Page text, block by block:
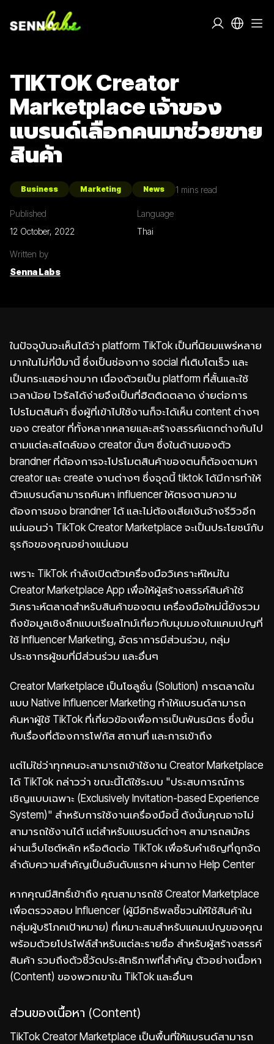
TIKTOK Creator
Marketplace เจ้าของ
แบรนด์เลือกคนมาช่วยขาย
สินค้า
Business Marketing News 1 mins read
Published
12 October, 2022
Language
Thai
Written by
Senna Labs
ในปัจจุบันจะเห็นได้ว่า platform TikTok เป็นที่นิยมแพร่หลาย
มากในไม่กี่ปีมานี้ ซึ่งเป็นช่องทาง social ที่เติบโตเร็ว และ
เป็นกระแสอย่างมาก เนื่องด้วยเป็น platform ที่สั้นและใช้
เวลาน้อย ไวรัลได้ง่ายจึงเป็นที่ฮิตติดตลาด ง่ายต่อการ
โปรโมตสินค้า ซึ่งผู้ที่เข้าไปใช้งานก็จะได้เห็น content ต่างๆ
ของ creatorที่ทั้งหลากหลายและสร้างสรรค์แตกต่างกันไป
ตามแต่ละสไตล์ของ creatorนั้นๆ ซึ่งในด้านของตัว
brandner ที่ต้องการจะโปรโมตสินค้าของตนก็ต้องตามหา
creator และ create งานต่างๆ ซึ่งจุดนี้tiktokได้มีการทำให้
ตัวแบรนด์สามารถค้นหา influencer ให้ตรงตามความ
ต้องการของ brandner ได้ และไม่ต้องเสียเงินจ้างรีวิวอีก
แน่นอนว่า TikTok Creator Marketplace จะเป็นประโยชน์กับ
ธุรกิจของคุณอย่างแน่นอน
เพราะ TikTok กำลังเปิดตัวเครื่องมือวิเคราะห์ใหม่ใน
Creator Marketplace App เพื่อให้ผู้สร้างสรรค์สินค้าใช้
วิเคราะห์ตลาดสำหรับสินค้าของตน เครื่องมือใหม่นี้ยังรวม
ถึงข้อมูลเชิงลึกแบบเรียลไทม์เกี่ยวกับมุมมองในแคมเปญที่
ใช้ Influencer Marketing, อัตราการมีส่วนร่วม, กลุ่ม
ประชากรผู้ชมที่มีส่วนร่วม และอื่นๆ
Creator Marketplace เป็นโซลูชั่น (Solution) การตลาดใน
แบบ Native Influencer Marketing ทำให้แบรนด์สามารถ
ค้นหาผู้ใช้ TikTok ที่เกี่ยวข้องเพื่อการเป็นพันธมิตร ซึ่งขึ้น
กับเรื่องที่ต้องการโฟกัส สถานที่ และการเข้าถึง
แต่ไม่ใช่ว่าทุกคนจะสามารถเข้าใช้งาน Creator Marketplace
ได้ TikTok กล่าวว่า ขณะนี้ได้ใช้ระบบ "ประสบการณ์การ
เชิญแบบเฉพาะ (Exclusively Invitation-based Experience
System)" สำหรับการใช้งานเครื่องมือนี้ ดังนั้นคุณอาจไม่
สามารถใช้งานได้ แต่สำหรับแบรนด์ต่างๆ สามารถสมัคร
ผ่านเว็บไซต์หลัก หรือติดต่อ TikTok เพื่อรับคำเชิญที่ถูกจัด
ลำดับความสำคัญเป็นอันดับแรกๆ ผ่านทาง Help Center
หากคุณมีสิทธิ์เข้าถึง คุณสามารถใช้ Creator Marketplace
เพื่อตรวจสอบ Influencer (ผู้มีอิทธิพลชี้ชวนให้ใช้สินค้าใน
กลุ่มผู้บริโภคเป้าหมาย) ที่เหมาะสมสำหรับแคมเปญของคุณ
พร้อมด้วยโปรไฟล์สำหรับแต่ละรายชื่อ สำหรับผู้สร้างสรรค์
สินค้า รวมถึงตัวชี้วัดประสิทธิภาพที่สำคัญ ตัวอย่างเนื้อหา
(Content) ของพวกเขาใน TikTok และอื่นๆ
ส่วนของเนื้อหา (Content)
TikTok Creator Marketplace เป็นพื้นที่ให้แบรนด์สามารถ